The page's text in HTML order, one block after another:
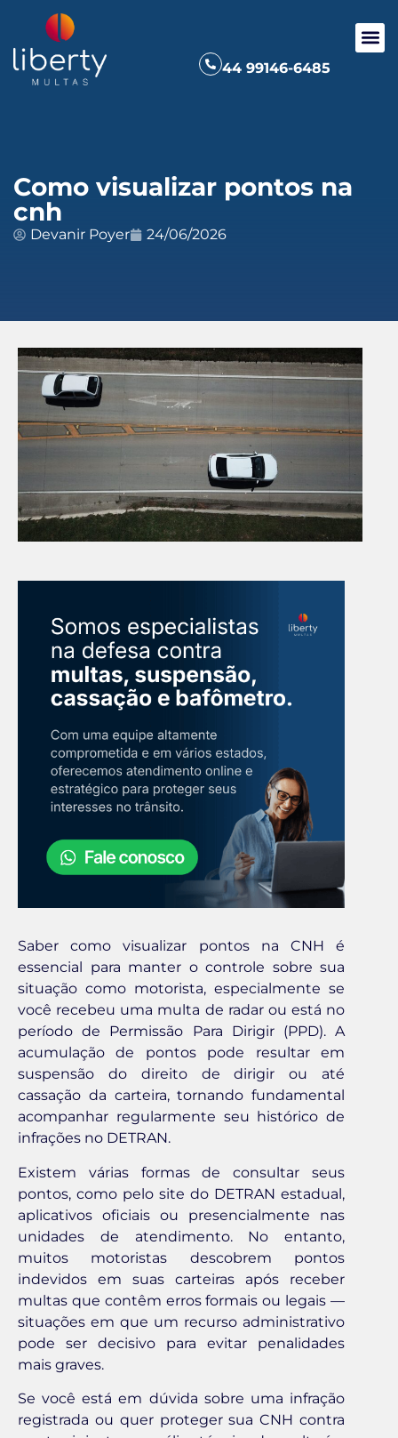
44 99146-6485
Como visualizar pontos na
cnh
Devanir Poyer 24/06/2026
Saber como visualizar pontos na CNH é
essencial para manter o controle sobre sua
situação como motorista, especialmente se
você recebeu uma multa de radar ou está no
período de Permissão Para Dirigir (PPD). A
acumulação de pontos pode resultar em
suspensão do direito de dirigir ou até
cassação da carteira, tornando fundamental
acompanhar regularmente seu histórico de
infrações no DETRAN.
Existem várias formas de consultar seus
pontos, como pelo site do DETRAN estadual,
aplicativos oficiais ou presencialmente nas
unidades de atendimento. No entanto,
muitos motoristas descobrem pontos
indevidos em suas carteiras após receber
multas que contêm erros formais ou legais —
situações em que um recurso administrativo
pode ser decisivo para evitar penalidades
mais graves.
Se você está em dúvida sobre uma infração
registrada ou quer proteger sua CNH contra